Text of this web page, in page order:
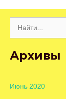
Архивы
Июнь 2020